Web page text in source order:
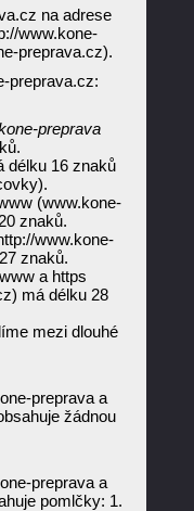
na adrese
www.kone-
preprava.cz).
preprava.cz:
preprava
délku 16 znaků
(www.kone-
znaků.
www.kone-
znaků.
a https
má délku 28
mezi dlouhé
preprava a
žádnou
preprava a
pomlčky: 1.